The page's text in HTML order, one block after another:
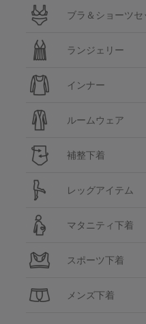
ブラ＆ショーツセ
ランジェリー
インナー
ルームウェア
補整下着
レッグアイテム
マタニティ下着
スポーツ下着
メンズ下着